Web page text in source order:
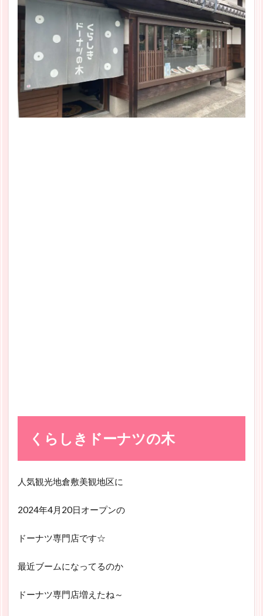
くらしきドーナツの木
人気観光地倉敷美観地区に
2024年4月20日オープンの
ドーナツ専門店です☆
最近ブームになってるのか
ドーナツ専門店増えたね～